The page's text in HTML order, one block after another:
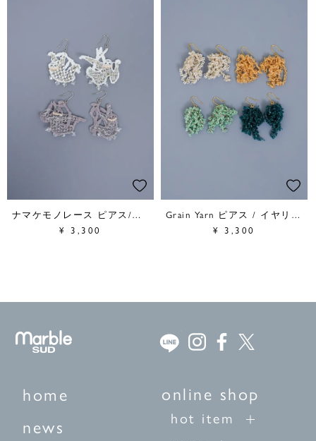
ナマケモノレース ピアス/イヤリング
¥ 3,300
Grain Yarn ピアス / イヤリング
¥ 3,300
home
news
online shop
hot item